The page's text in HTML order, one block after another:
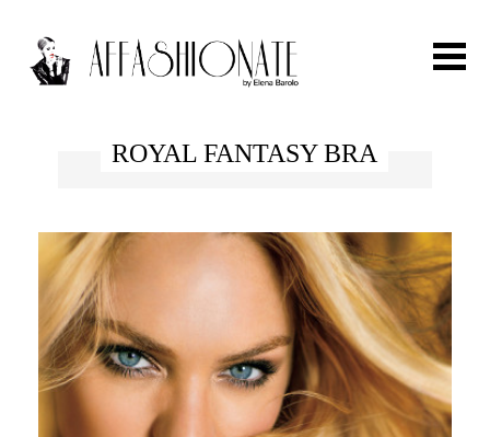
BEAUTY
TRAVEL
ROYAL FANTASY BRA